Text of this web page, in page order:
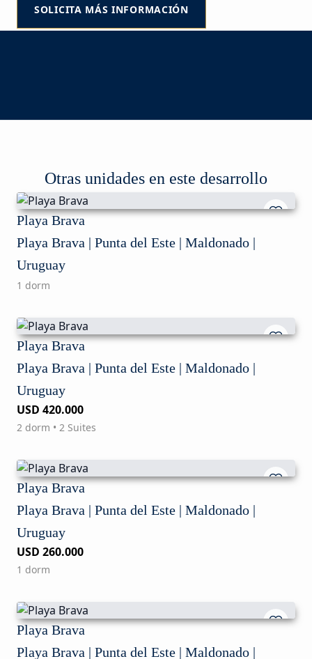
SOLICITA MÁS INFORMACIÓN
Otras unidades en este desarrollo
Playa Brava
Playa Brava | Punta del Este | Maldonado |
Uruguay
1 dorm
Playa Brava
Playa Brava | Punta del Este | Maldonado |
Uruguay
USD 420.000
2 dorm • 2 Suites
Playa Brava
Playa Brava | Punta del Este | Maldonado |
Uruguay
USD 260.000
1 dorm
Playa Brava
Playa Brava | Punta del Este | Maldonado |